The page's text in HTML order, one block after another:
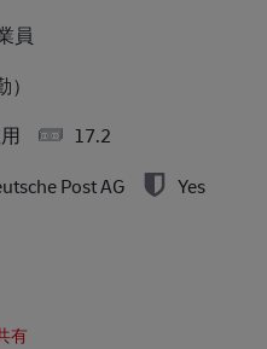
員
17.2
Post AG Yes
有